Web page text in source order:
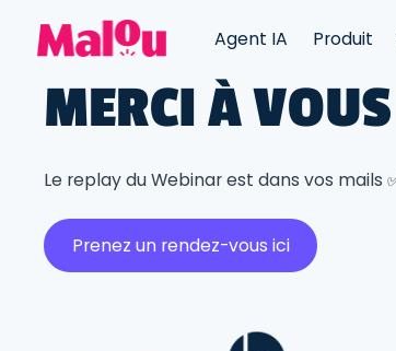
Agent IA Produit
MERCI À
Le replay du Webinar est dans vos mails
Prenez un rendez-vous ici